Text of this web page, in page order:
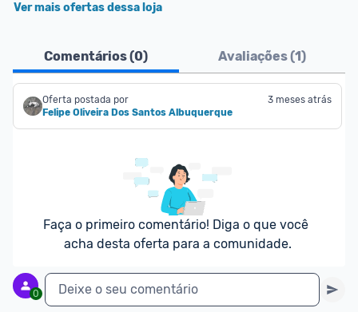
Ver mais ofertas dessa loja
Comentários (0) Avaliações (1)
Oferta postada por
Felipe Oliveira Dos Santos Albuquerque
3 meses atrás
Faça o primeiro comentário! Diga o que você
acha desta oferta para a comunidade.
0 Deixe o seu comentário